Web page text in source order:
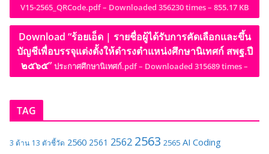
V15-2565_QRCode.pdf – Downloaded 356230 times – 855.17 KB
Download “ร้อยเอ็ด | รายชื่อผู้ได้รับการคัดเลือกและขึ้น
บัญชีเพื่อบรรจุแต่งตั้งให้ดำรงตำแหน่งศึกษานิเทศก์ สพฐ.ปี
๒๕๖๕” ประกาศศึกษานิเทศก์.pdf – Downloaded 315689 times –
TAG
3 ด้าน 13 ตัวชี้วัด 2560 2561 2562 2563 2565 AI Coding